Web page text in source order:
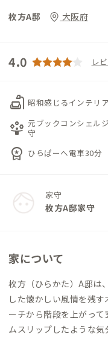
枚方A邸 大阪府
4.0 レ
scene 昭和感じるインテリア
person_play 元ブックコンシェル
守
workspace_premium ひらぱーへ電車30分
家守
枚方A邸家守
家について
枚方（ひらかた）A邸は
した懐かしい風情を残
ーチから階段を上がっ
ムスリップしたような気